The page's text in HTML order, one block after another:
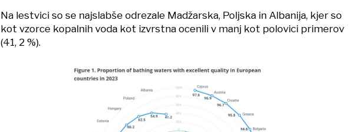
Na lestvici so se najslabše odrezale Madžarska, Poljska in Albanija, kjer so
kot vzorce kopalnih voda kot izvrstna ocenili v manj kot polovici primerov
(41, 2 %).